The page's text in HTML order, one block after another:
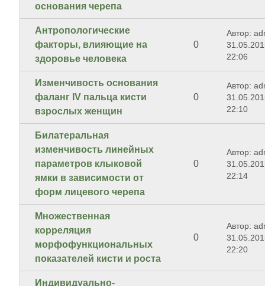
основания черепа
Антропологические
факторы, влияющие на
здоровье человека
0
Автор:
22:06
Изменчивость основания
фаланг IV пальца кисти
взрослых женщин
0
Автор:
22:10
Билатеральная
изменчивость линейных
параметров клыковой
ямки в зависимости от
форм лицевого черепа
0
Автор:
22:14
Множественная
корреляция
морфофункциональных
показателей кисти и роста
0
Автор:
22:20
Индивидуально-